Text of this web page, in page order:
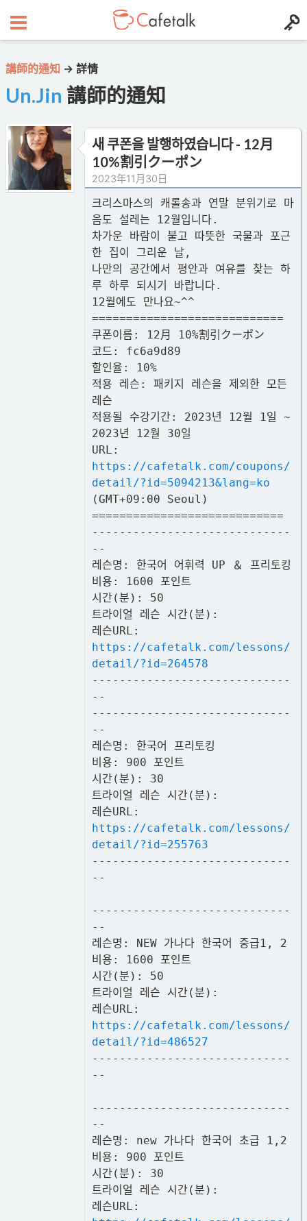
講師的通知 → 詳情
Un.Jin 講師的通知
새 쿠폰을 발행하였습니다 - 12月
10%割引クーポン
2023年11月30日
크리스마스의 캐롤송과 연말 분위기로 마
음도 설레는 12월입니다.
차가운 바람이 불고 따뜻한 국물과 포근
한 집이 그리운 날,
나만의 공간에서 평안과 여유를 찾는 하
루 하루 되시기 바랍니다.
12월에도 만나요~^^
============================
쿠폰이름: 12月 10%割引クーポン
코드: fc6a9d89
할인율: 10%
적용 레슨: 패키지 레슨을 제외한 모든
레슨
적용될 수강기간: 2023년 12월 1일 ~
2023년 12월 30일
URL:
https://cafetalk.com/coupons/
detail/?id=5094213&lang=ko
(GMT+09:00 Seoul)
============================
-----------------------------
--
레슨명: 한국어 어휘력 UP ＆ 프리토킹
비용: 1600 포인트
시간(분): 50
트라이얼 레슨 시간(분):
레슨URL:
https://cafetalk.com/lessons/
detail/?id=264578
-----------------------------
--
-----------------------------
--
레슨명: 한국어 프리토킹
비용: 900 포인트
시간(분): 30
트라이얼 레슨 시간(분):
레슨URL:
https://cafetalk.com/lessons/
detail/?id=255763
-----------------------------
--
-----------------------------
--
레슨명: NEW 가나다 한국어 중급1, 2
비용: 1600 포인트
시간(분): 50
트라이얼 레슨 시간(분):
레슨URL:
https://cafetalk.com/lessons/
detail/?id=486527
-----------------------------
--
-----------------------------
--
레슨명: new 가나다 한국어 초급 1,2
비용: 900 포인트
시간(분): 30
트라이얼 레슨 시간(분):
레슨URL: